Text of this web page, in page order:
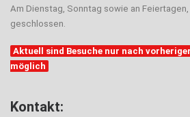
Am Dienstag, Sonntag sowie an
geschlossen.
Aktuell sind Besuche nur nach
möglich
Kontakt: